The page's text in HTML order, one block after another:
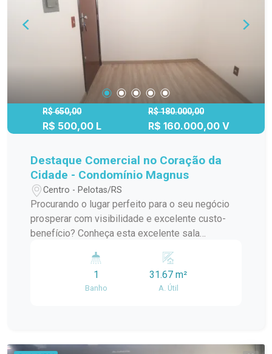
R$ 650,00
R$ 500,00 L
R$ 180.000,00
R$ 160.000,00 V
Destaque Comercial no Coração da
Cidade - Condomínio Magnus
Centro - Pelotas/RS
Procurando o lugar perfeito para o seu negócio
prosperar com visibilidade e excelente custo-
benefício? Conheça esta excelente sala
mais central e movimentada da cidade!
Destaques do Imóvel: Posição de Frente:
Excelente visibilidade e iluminação natural, com
para o seu trabalho. Ambiente com Divisória:
1
Banho
31.67 m²
A. Útil